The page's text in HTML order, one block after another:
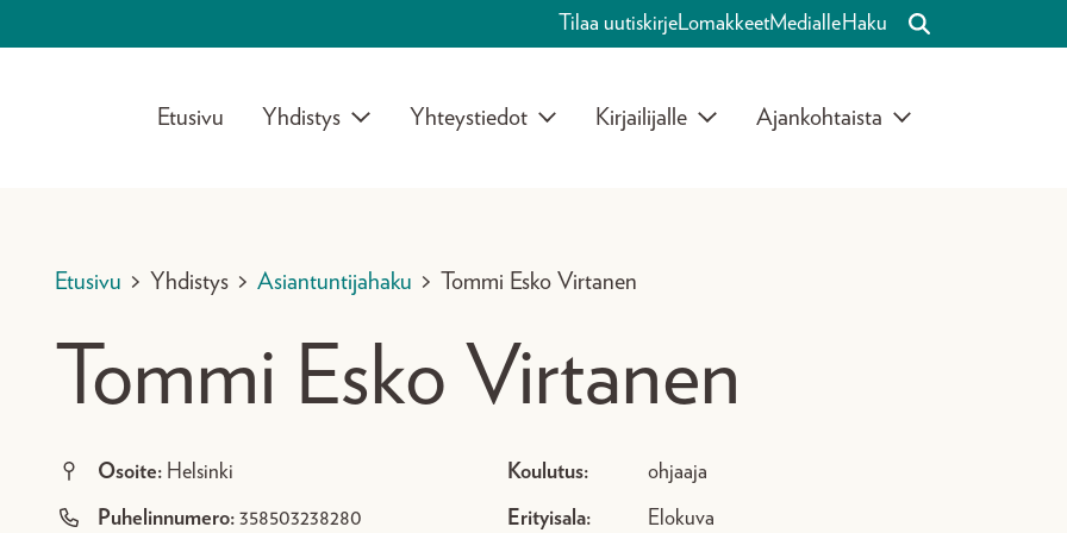
Tilaa uutiskirjeLomakkeetMedialleHaku
Etusivu Yhdistys Yhteystiedot Kirjailijalle Ajankohtaista
Etusivu > Yhdistys > Asiantuntijahaku > Tommi Esko Virtanen
Tommi Esko Virtanen
Osoite: Helsinki
Puhelinnumero: 358503238280
Koulutus: ohjaaja
Erityisala:
Elokuva